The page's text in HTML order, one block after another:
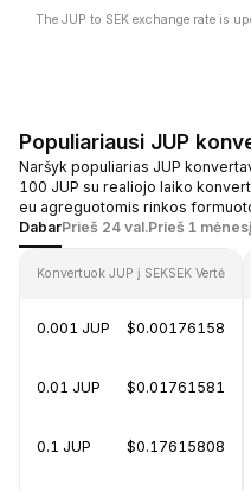
The JUP to SEK exchange rate is
Populiariausi JUP
Naršyk populiarias JUP
100 JUP su realiojo laiko
eu agreguotomis rinkos
DabarPrieš 24 val.Prieš 1 mėnesį
Konvertuok JUP į SEKSEK Vertė
0.001 JUP $0.00176158
0.01 JUP $0.01761581
0.1 JUP $0.17615808